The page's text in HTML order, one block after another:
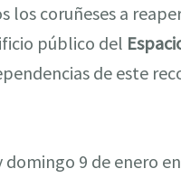
los coruñeses a
público del
de este
9 de enero